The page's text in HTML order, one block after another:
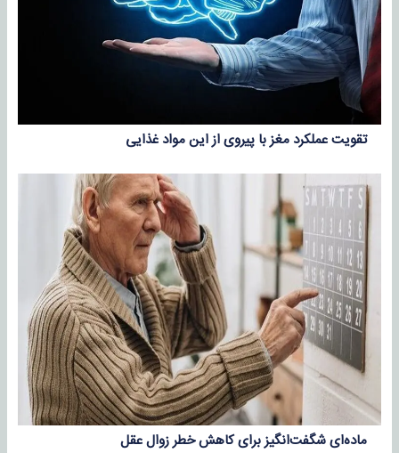
تقویت عملکرد مغز با پیروی از این مواد غذایی
ماده‌ای شگفت‌انگیز برای کاهش خطر زوال عقل